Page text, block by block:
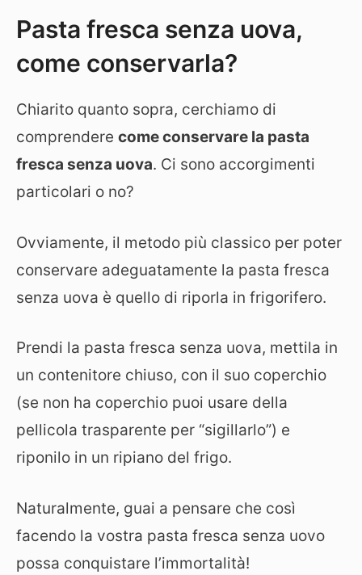
Pasta fresca senza uova,
come conservarla?
Chiarito quanto sopra, cerchiamo di
comprendere come conservare la pasta
fresca senza uova. Ci sono accorgimenti
particolari o no?
Ovviamente, il metodo più classico per poter
conservare adeguatamente la pasta fresca
senza uova è quello di riporla in frigorifero.
Prendi la pasta fresca senza uova, mettila in
un contenitore chiuso, con il suo coperchio
(se non ha coperchio puoi usare della
pellicola trasparente per “sigillarlo”) e
riponilo in un ripiano del frigo.
Naturalmente, guai a pensare che così
facendo la vostra pasta fresca senza uovo
possa conquistare l’immortalità!